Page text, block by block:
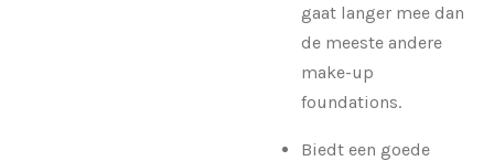
gaat langer mee dan
de meeste andere
make-up
foundations.
Biedt een goede